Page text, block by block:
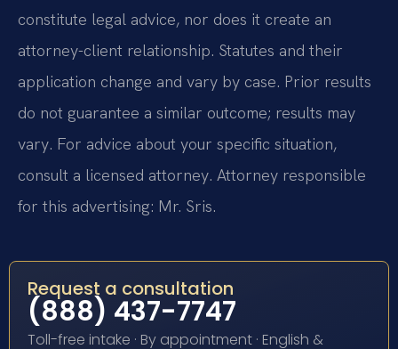
constitute legal advice, nor does it create an
attorney-client relationship. Statutes and their
application change and vary by case. Prior results
do not guarantee a similar outcome; results may
vary. For advice about your specific situation,
consult a licensed attorney. Attorney responsible
for this advertising: Mr. Sris.
Request a consultation
(888) 437-7747
Toll-free intake · By appointment · English &